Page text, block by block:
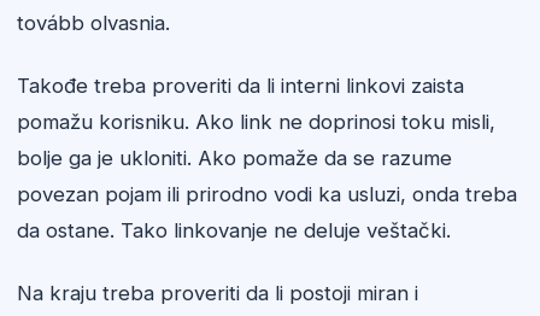
tovább olvasnia.
Takođe treba proveriti da li interni linkovi zaista
pomažu korisniku. Ako link ne doprinosi toku misli,
bolje ga je ukloniti. Ako pomaže da se razume
povezan pojam ili prirodno vodi ka usluzi, onda treba
da ostane. Tako linkovanje ne deluje veštački.
Na kraju treba proveriti da li postoji miran i